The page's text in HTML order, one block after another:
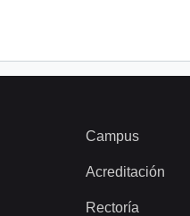
Campus
Acreditación
Rectoría